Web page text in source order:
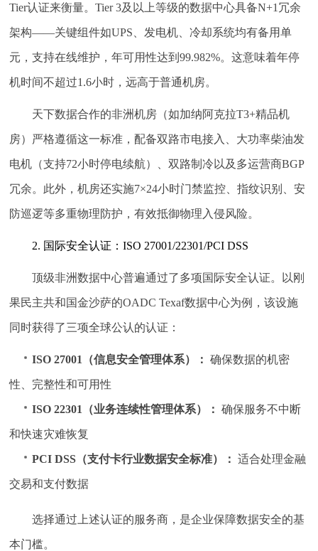
Tier认证来衡量。Tier 3及以上等级的数据中心具备N+1冗余
架构——关键组件如UPS、发电机、冷却系统均有备用单
元，支持在线维护，年可用性达到99.982%。这意味着年停
机时间不超过1.6小时，远高于普通机房。
天下数据合作的非洲机房（如加纳阿克拉T3+精品机
房）严格遵循这一标准，配备双路市电接入、大功率柴油发
电机（支持72小时停电续航）、双路制冷以及多运营商BGP
冗余。此外，机房还实施7×24小时门禁监控、指纹识别、安
防巡逻等多重物理防护，有效抵御物理入侵风险。
2. 国际安全认证：ISO 27001/22301/PCI DSS
顶级非洲数据中心普遍通过了多项国际安全认证。以刚
果民主共和国金沙萨的OADC Texaf数据中心为例，该设施
同时获得了三项全球公认的认证：
ISO 27001（信息安全管理体系）： 确保数据的机密
性、完整性和可用性
ISO 22301（业务连续性管理体系）： 确保服务不中断
和快速灾难恢复
PCI DSS（支付卡行业数据安全标准）： 适合处理金融
交易和支付数据
选择通过上述认证的服务商，是企业保障数据安全的基
本门槛。